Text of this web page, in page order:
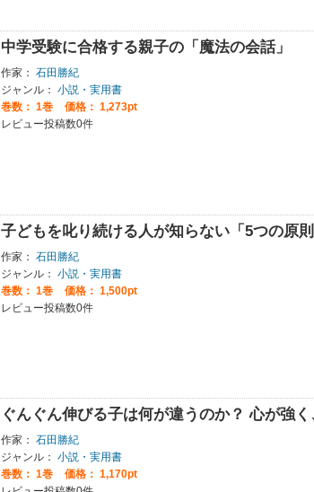
中学受験に合格する親子の「魔法の会話」
作家： 石田勝紀
ジャンル： 小説・実用書
巻数： 1巻
価格： 1,273pt
レビュー投稿数0件
子どもを叱り続ける人が知らない「5つの原則
作家： 石田勝紀
ジャンル： 小説・実用書
巻数： 1巻
価格： 1,500pt
レビュー投稿数0件
ぐんぐん伸びる子は何が違うのか？ 心が強
作家： 石田勝紀
ジャンル： 小説・実用書
巻数： 1巻
価格： 1,170pt